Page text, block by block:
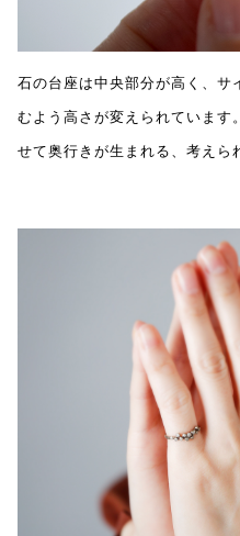
石の台座は中央部分が高く、サ
むよう高さが変えられています
せて奥行きが生まれる、考えら